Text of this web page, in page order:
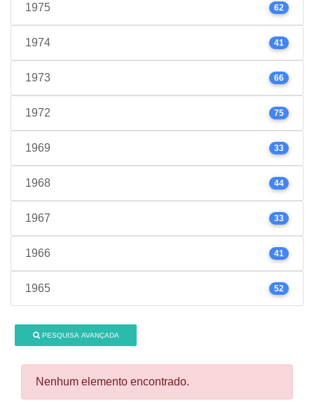
1975 62
1974 41
1973 66
1972 75
1969 33
1968 44
1967 33
1966 41
1965 52
PESQUISA AVANÇADA
Nenhum elemento encontrado.